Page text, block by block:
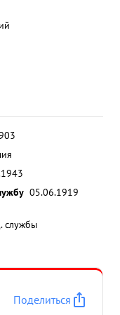
05.06.1919
службы
Поделиться